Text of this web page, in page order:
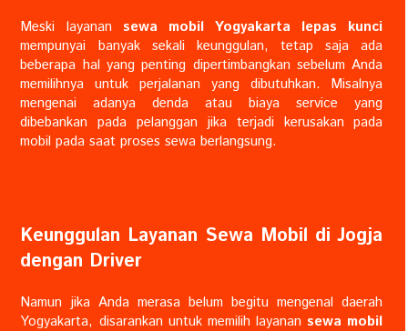
Meski layanan sewa mobil Yogyakarta lepas kunci
mempunyai banyak sekali keunggulan, tetap saja ada
beberapa hal yang penting dipertimbangkan sebelum Anda
memilihnya untuk perjalanan yang dibutuhkan. Misalnya
mengenai adanya denda atau biaya service yang
dibebankan pada pelanggan jika terjadi kerusakan pada
mobil pada saat proses sewa berlangsung.
Keunggulan Layanan Sewa Mobil di Jogja
dengan Driver
Namun jika Anda merasa belum begitu mengenal daerah
Yogyakarta, disarankan untuk memilih layanansewa mobil